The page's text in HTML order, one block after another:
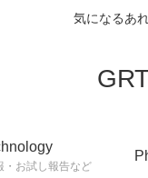
気になるあ
・お試し報告など